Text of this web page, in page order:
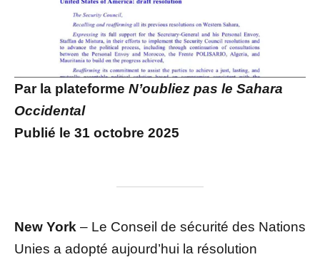
Par la plateforme N’oubliez pas le Sahara
Occidental
Publié le 31 octobre 2025
New York – Le Conseil de sécurité des Nations
Unies a adopté aujourd’hui la résolution